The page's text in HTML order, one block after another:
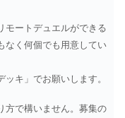
モートデュエルができる
なく何個でも用意してい
キ」でお願いします。
方で構いません。募集の